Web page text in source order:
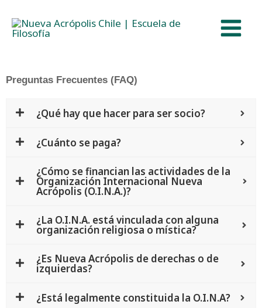
contenido
Preguntas Frecuentes (FAQ)
¿Qué hay que hacer para ser socio?
¿Cuánto se paga?
¿Cómo se financian las actividades de la
Organización Internacional Nueva
Acrópolis (O.I.N.A.)?
¿La O.I.N.A. está vinculada con alguna
organización religiosa o mística?
¿Es Nueva Acrópolis de derechas o de
izquierdas?
¿Está legalmente constituida la O.I.N.A?